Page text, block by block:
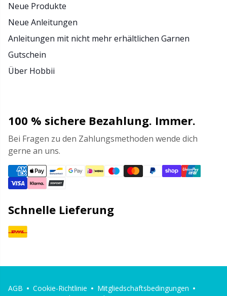
Neue Produkte
Neue Anleitungen
Anleitungen mit nicht mehr erhältlichen Garnen
Gutschein
Über Hobbii
100 % sichere Bezahlung. Immer.
Bei Fragen zu den Zahlungsmethoden wende dich
gerne an uns.
Schnelle Lieferung
AGB Cookie-Richtlinie
Mitgliedschaftsbedingungen